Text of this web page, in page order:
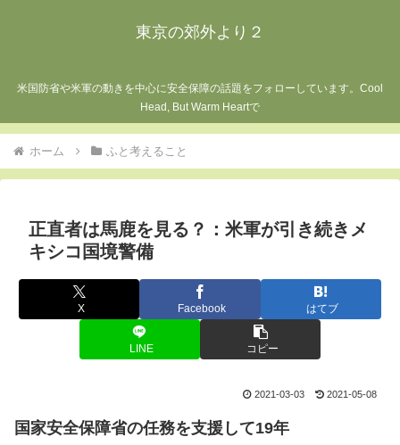
東京の郊外より２
米国防省や米軍の動きを中心に安全保障の話題をフォローしています。Cool
Head, But Warm Heartで
ホーム ふと考えること
正直者は馬鹿を見る？：米軍が引き続きメ
キシコ国境警備
X Facebook はてブ
LINE コピー
2021-03-03 2021-05-08
国家安全保障省の任務を支援して19年